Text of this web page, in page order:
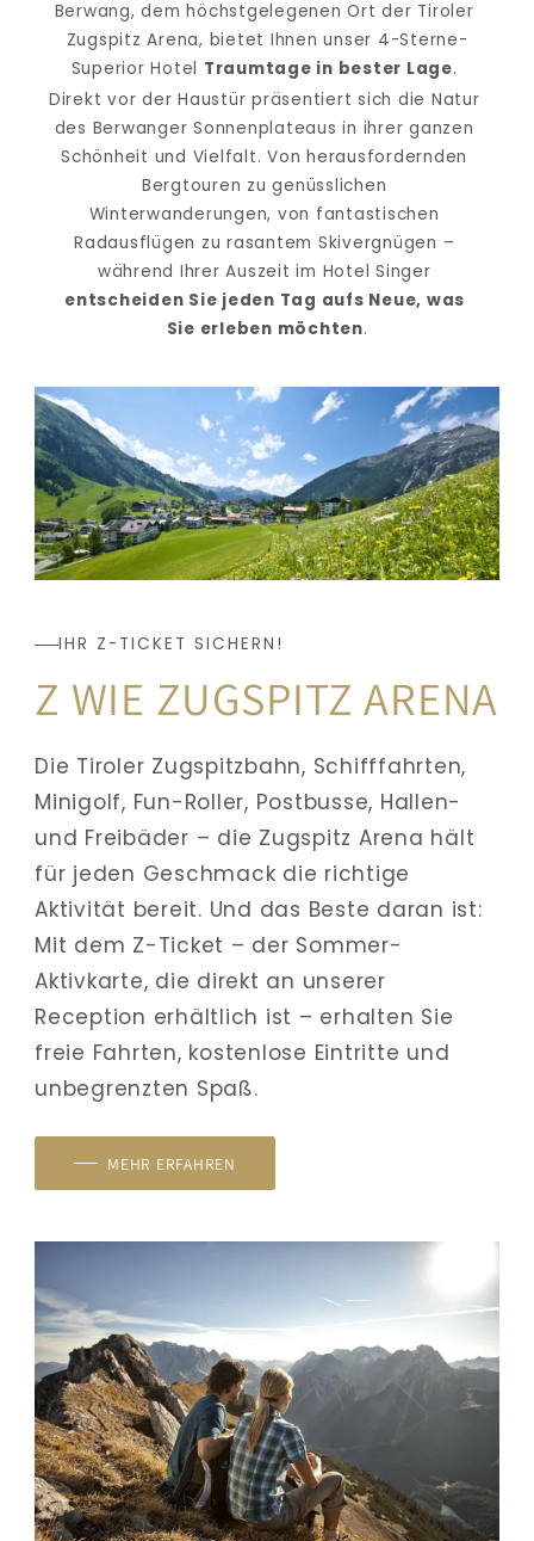
Berwang, dem höchstgelegenen Ort der Tiroler
Zugspitz Arena, bietet Ihnen unser 4-Sterne-
Superior Hotel Traumtage in bester Lage.
Direkt vor der Haustür präsentiert sich die Natur
des Berwanger Sonnenplateaus in ihrer ganzen
Schönheit und Vielfalt. Von herausfordernden
Bergtouren zu genüsslichen
Winterwanderungen, von fantastischen
Radausflügen zu rasantem Skivergnügen –
während Ihrer Auszeit im Hotel Singer
entscheiden Sie jeden Tag aufs Neue, was
Sie erleben möchten.
IHR Z-TICKET SICHERN!
Z WIE ZUGSPITZ ARENA
Die Tiroler Zugspitzbahn, Schifffahrten,
Minigolf, Fun-Roller, Postbusse, Hallen-
und Freibäder – die Zugspitz Arena hält
für jeden Geschmack die richtige
Aktivität bereit. Und das Beste daran ist:
Mit dem Z-Ticket – der Sommer-
Aktivkarte, die direkt an unserer
Reception erhältlich ist – erhalten Sie
freie Fahrten, kostenlose Eintritte und
unbegrenzten Spaß.
MEHR ERFAHREN